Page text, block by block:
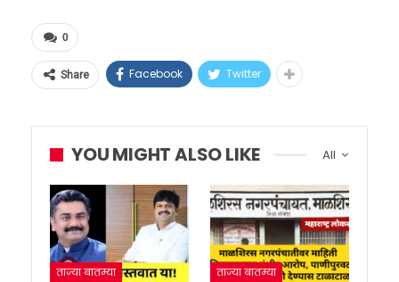
0
Share Facebook Twitter
All
YOU MIGHT ALSO LIKE
ताज्या बातम्या ताज्या बातम्या